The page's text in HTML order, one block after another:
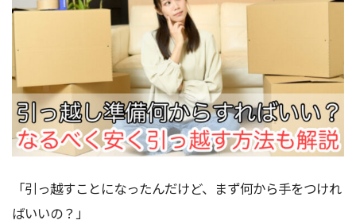
「引っ越すことになったんだけど、まず何から手をつけれ
ばいいの？」